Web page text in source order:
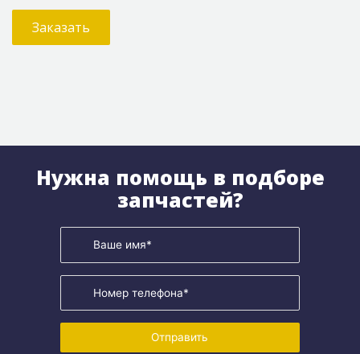
Заказать
Нужна помощь в подборе
запчастей?
Отправить